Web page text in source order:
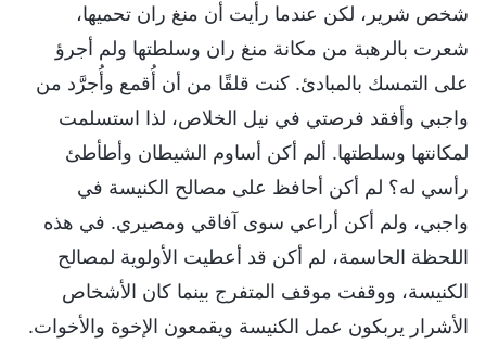
شخص شرير، لكن عندما رأيت أن منغ ران تحميها،
شعرت بالرهبة من مكانة منغ ران وسلطتها ولم أجرؤ
على التمسك بالمبادئ. كنت قلقًا من أن أُقمع وأُجرَّد من
واجبي وأفقد فرصتي في نيل الخلاص، لذا استسلمت
لمكانتها وسلطتها. ألم أكن أساوم الشيطان وأطأطئ
رأسي له؟ لم أكن أحافظ على مصالح الكنيسة في
واجبي، ولم أكن أراعي سوى آفاقي ومصيري. في هذه
اللحظة الحاسمة، لم أكن قد أعطيت الأولوية لمصالح
الكنيسة، ووقفت موقف المتفرج بينما كان الأشخاص
الأشرار يربكون عمل الكنيسة ويقمعون الإخوة والأخوات.